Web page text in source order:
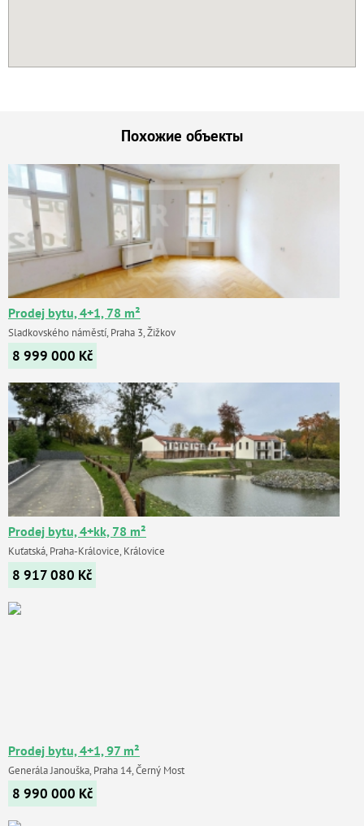
Похожие объекты
Prodej bytu, 4+1, 78 m²
Sladkovského náměstí, Praha 3, Žižkov
8 999 000 Kč
Prodej bytu, 4+kk, 78 m²
Kuťatská, Praha-Královice, Královice
8 917 080 Kč
Prodej bytu, 4+1, 97 m²
Generála Janouška, Praha 14, Černý Most
8 990 000 Kč